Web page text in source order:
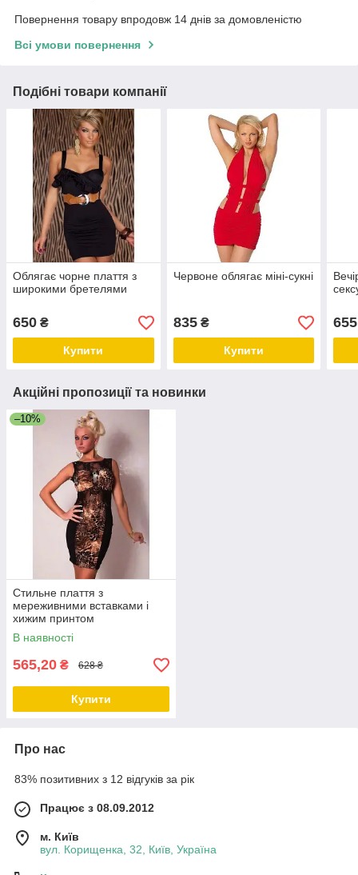
Повернення товару впродовж 14 днів за домовленістю
Всі умови повернення
Подібні товари компанії
Облягає чорне плаття з
широкими бретелями
650 ₴
Купити
Червоне облягає міні-сукні
835₴
Купити
655
Акційні пропозиції та новинки
–10%
Стильне плаття з
мереживними вставками і
хижим принтом
В наявності
565,20 ₴ 628 ₴
Купити
Про нас
83% позитивних з 12 відгуків за рік
Працює з 08.09.2012
м. Київ
вул. Корищенка, 32, Київ, Україна